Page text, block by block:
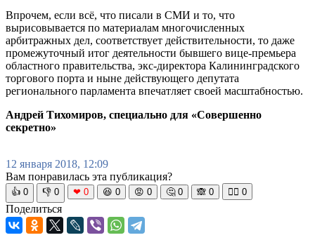
Впрочем, если всё, что писали в СМИ и то, что
вырисовывается по материалам многочисленных
арбитражных дел, соответствует действительности, то даже
промежуточный итог деятельности бывшего вице-премьера
областного правительства, экс-директора Калининградского
торгового порта и ныне действующего депутата
регионального парламента впечатляет своей масштабностью.
Андрей Тихомиров, специально для «Совершенно
секретно»
12 января 2018, 12:09
Вам понравилась эта публикация?
👍 0 👎 0 ❤ 0 😆 0 😡 0 🤔 0 🙈 0 🧘‍♀️ 0
Поделиться